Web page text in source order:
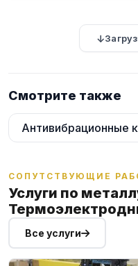
Смотрите также
Антивибрационные
СОПУТСТВУЮЩИЕ
Услуги по
Все услуги